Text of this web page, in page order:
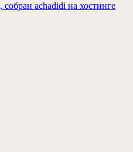
, собран achadidi на хостинге